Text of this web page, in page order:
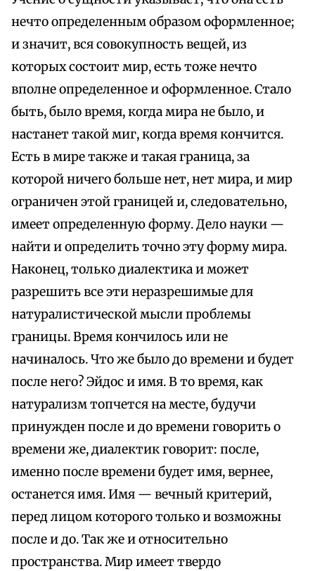
нечто определенным образом оформленное;
и значит, вся совокупность вещей, из
которых состоит мир, есть тоже нечто
вполне определенное и оформленное. Стало
быть, было время, когда мира не было, и
настанет такой миг, когда время кончится.
Есть в мире также и такая граница, за
которой ничего больше нет, нет мира, и мир
ограничен этой границей и, следовательно,
имеет определенную форму. Дело науки —
найти и определить точно эту форму мира.
Наконец, только диалектика и может
разрешить все эти неразрешимые для
натуралистической мысли проблемы
границы. Время кончилось или не
начиналось. Что же было до времени и будет
после него? Эйдос и имя. В то время, как
натурализм топчется на месте, будучи
принужден после и до времени говорить о
времени же, диалектик говорит: после,
именно после времени будет имя, вернее,
останется имя. Имя — вечный критерий,
перед лицом которого только и возможны
после и до. Так же и относительно
пространства. Мир имеет твердо